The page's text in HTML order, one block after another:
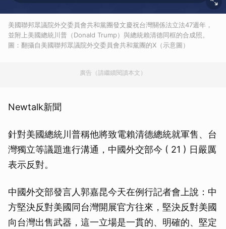
美國聯邦眾議院外交委員會共和黨團發文慶祝台灣關係法立法47週年，
並附上美國總統川普（Donald Trump）與總統賴清德同框的合成照。
圖：翻攝自美國聯邦眾議院外交委員會共和黨團的X（示意圖）
廣告（請繼續閱讀本文）
Newtalk新聞
針對美國總統川普稱他將致電賴清德總統就軍售、台
灣獨立等議題進行溝通，中國外交部今 ( 21 ) 日嚴厲
表示反對。
中國外交部發言人郭嘉昆今天在例行記者會上說：中
方堅決反對美國同台灣開展官方往來，堅決反對美國
向台灣出售武器，這一立場是一貫的、明確的、堅定